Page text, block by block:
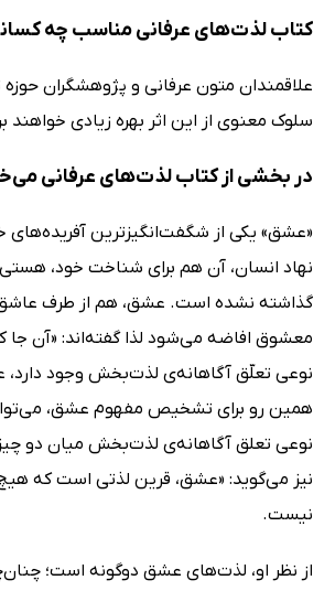
کتاب لذت‌های عرفانی مناسب چه
علاقمندان متون عرفانی و پژوهشگران
سلوک معنوی از این اثر بهره زیادی خواهند
در بخشی از کتاب لذت‌های عرفانی
«عشق» یکی از شگفت‌انگیزترین آفریده‌های
نهاد انسان، آن هم برای شناخت خود،
گذاشته نشده است. عشق، هم از طرف
معشوق افاضه می‌شود لذا گفته‌اند: ‌«آن جا
نوعی تعلّق آگاهانه‌ی لذت‌بخش وجود دارد،
همین رو برای تشخیص مفهوم عشق،
نوعی تعلق آگاهانه‌ی لذت‌بخش میان دو
نیز می‌گوید: «عشق، قرین لذتی است که هیچ
نیست.
از نظر او، لذت‌های عشق دوگونه است‌؛